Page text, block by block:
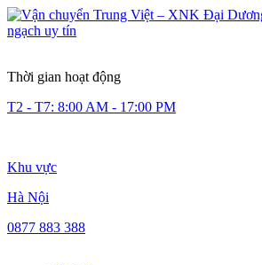
Thời gian hoạt động
T2 - T7: 8:00 AM - 17:00 PM
Khu vực
Hà Nội
0877 883 388